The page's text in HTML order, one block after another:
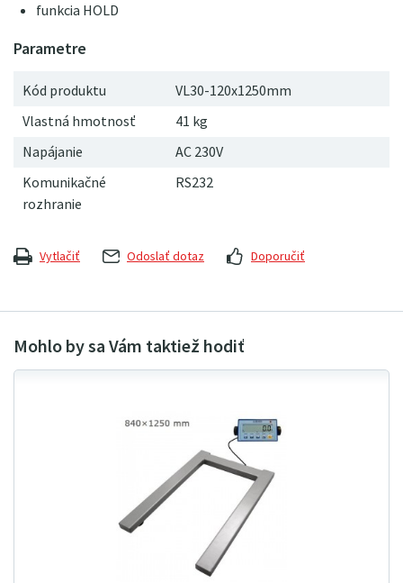
funkcia HOLD
Kód produktu
VL30-120x1250mm
Vlastná hmotnosť
41 kg
Napájanie
AC 230V
Komunikačné
rozhranie
RS232
Vytlačiť Odoslať dotaz Doporučiť